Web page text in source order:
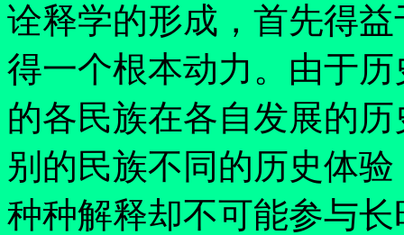
诠释学的形成，首先得
得一个根本动力。由于
的各民族在各自发展的
别的民族不同的历史体
种种解释却不可能参与